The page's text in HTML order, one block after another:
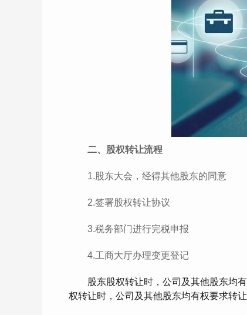
二、股权转让流程
1.股东大会，经得其他股东的同意
2.签署股权转让协议
3.税务部门进行完税申报
4.工商大厅办理变更登记
股东股权转让时，公司及其他股东均有
权转让时，公司及其他股东均有权要求转